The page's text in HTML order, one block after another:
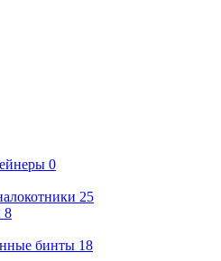
0
25
8
бинты 18